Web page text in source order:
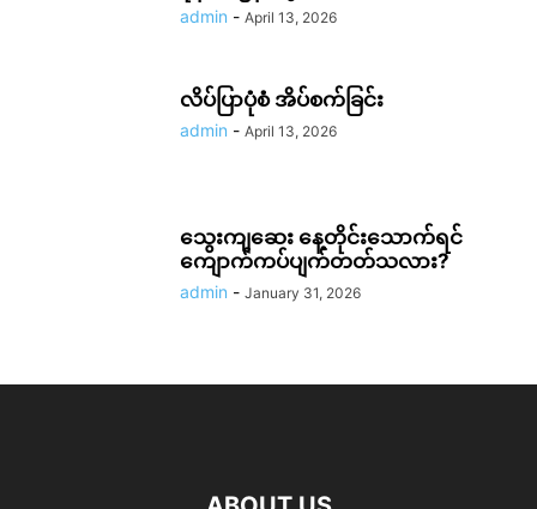
admin - April 13, 2026
လိပ်ပြာပုံစံ အိပ်စက်ခြင်း
admin - April 13, 2026
သွေးကျဆေး နေ့တိုင်းသောက်ရင်
ကျောက်ကပ်ပျက်တတ်သလား?
admin - January 31, 2026